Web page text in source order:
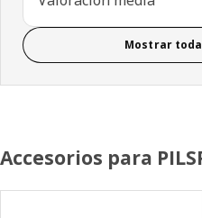
Mostrar
Accesorios para